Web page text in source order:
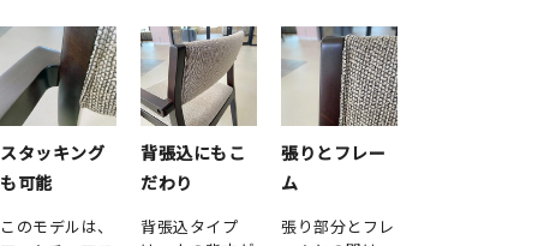
スタッキング
も可能
このモデルは、
背張込にもこ
だわり
背張込タイプ
張りとフレー
ム
張り部分とフレ